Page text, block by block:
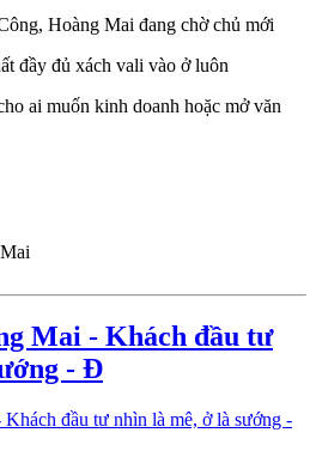
Hoàng Mai đang chờ chủ mới
đầy đủ xách vali vào ở luôn
ai muốn kinh doanh hoặc mở văn
Mai - Khách đầu tư
- Đ